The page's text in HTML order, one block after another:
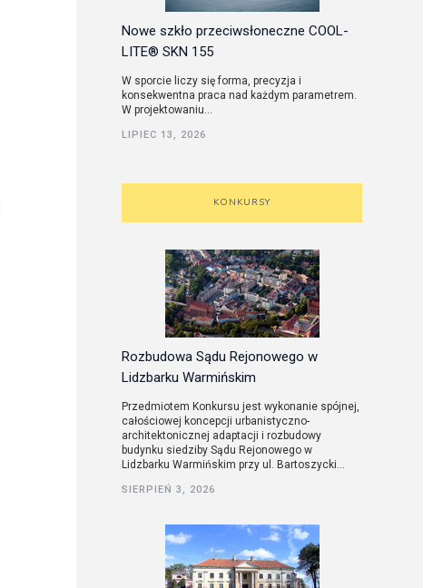
Nowe szkło przeciwsłoneczne COOL-
LITE® SKN 155
W sporcie liczy się forma, precyzja i
konsekwentna praca nad każdym parametrem.
W projektowaniu...
LIPIEC 13, 2026
KONKURSY
Rozbudowa Sądu Rejonowego w
Lidzbarku Warmińskim
Przedmiotem Konkursu jest wykonanie spójnej,
całościowej koncepcji urbanistyczno-
architektonicznej adaptacji i rozbudowy
budynku siedziby Sądu Rejonowego w
Lidzbarku Warmińskim przy ul. Bartoszycki...
SIERPIEŃ 3, 2026